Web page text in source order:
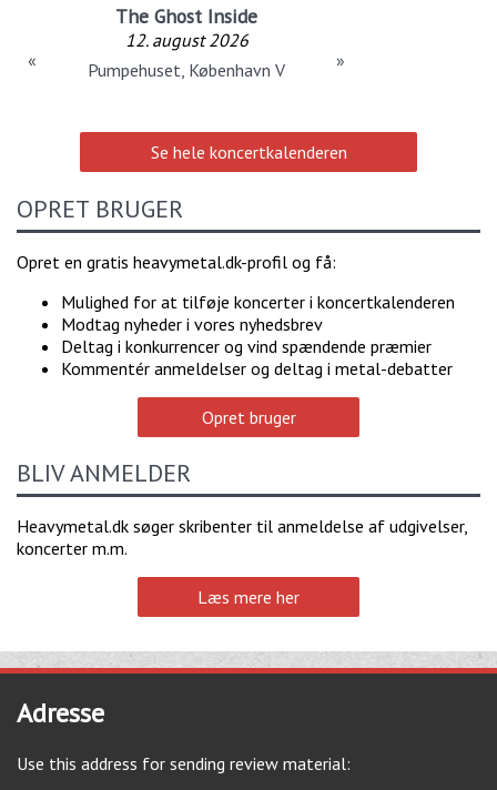
The Ghost Inside
12. august 2026
Pumpehuset, København V
« »
Se hele koncertkalenderen
OPRET BRUGER
Opret en gratis heavymetal.dk-profil og få:
Mulighed for at tilføje koncerter i koncertkalenderen
Modtag nyheder i vores nyhedsbrev
Deltag i konkurrencer og vind spændende præmier
Kommentér anmeldelser og deltag i metal-debatter
Opret bruger
BLIV ANMELDER
Heavymetal.dk søger skribenter til anmeldelse af udgivelser,
koncerter m.m.
Læs mere her
Adresse
Use this address for sending review material: